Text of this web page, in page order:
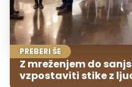
PREBERI ŠE
Z mreženjem do
vzpostaviti stike z